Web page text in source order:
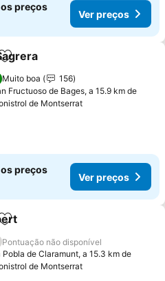
preços
Ver preços
Adicionar aos favoritos
Muito boa
156
Fructuoso de Bages, a 15.9 km de
de Montserrat
preços
Ver preços
Adicionar aos favoritos
Pontuação não disponível
Pobla de Claramunt, a 15.3 km de
de Montserrat